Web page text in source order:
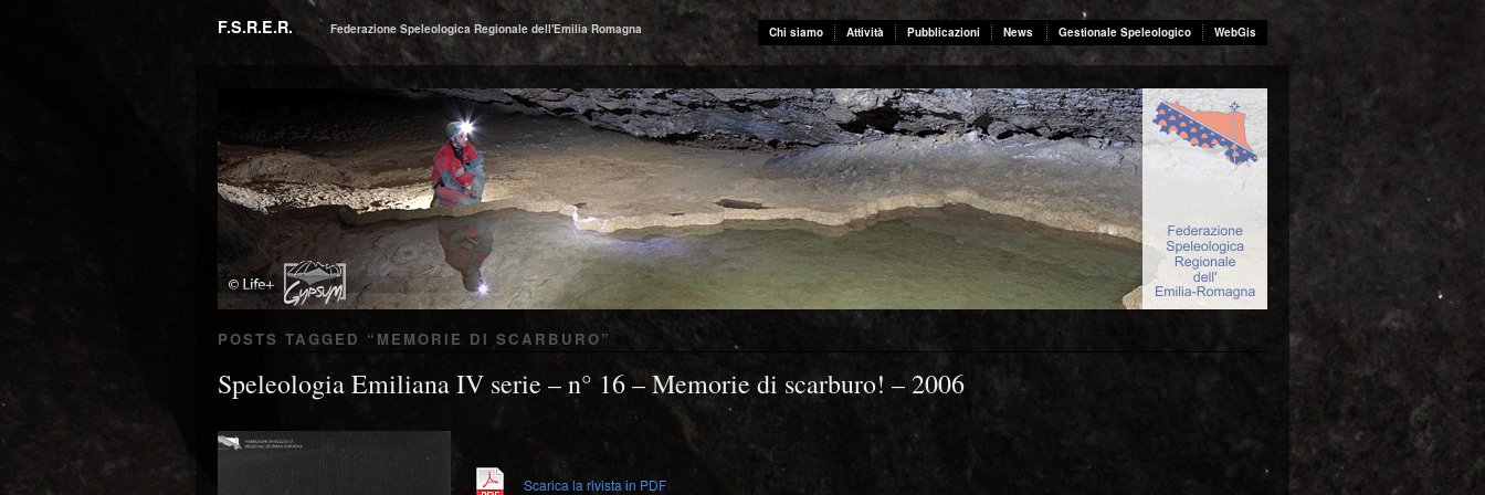
F.S.R.E.R. Federazione Speleologica Regionale dell'Emilia Romagna Chi siamo Attività Pubblicazioni News Gestionale Speleologico WebGis
POSTS TAGGED “ MEMORIE DI SCARBURO”
Speleologia Emiliana IV serie – n° 16 – Memorie di scarburo! – 2006
Scarica la rivista in PDF